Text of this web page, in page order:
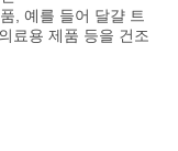
, 예를 들어 달걀 트
료용 제품 등을 건조